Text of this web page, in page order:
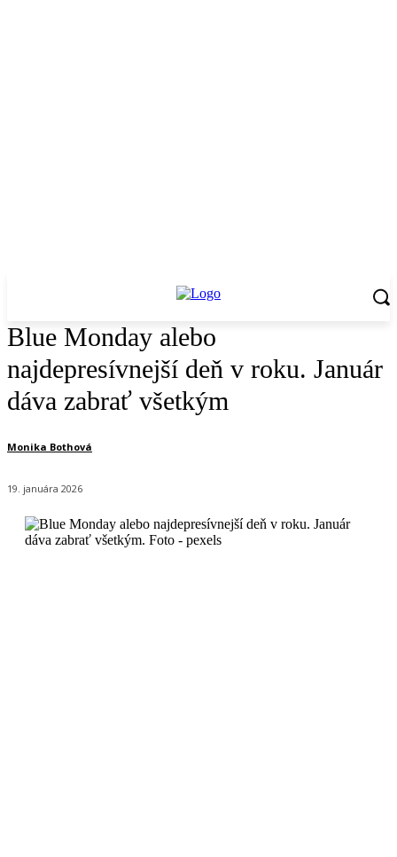
Blue Monday alebo
najdepresívnejší deň v roku. Január
dáva zabrať všetkým
Monika Bothová
19. januára 2026